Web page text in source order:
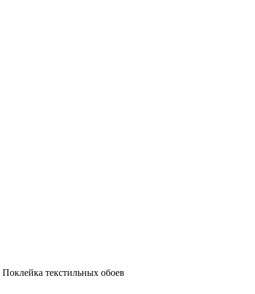
Поклейка текстильных обоев